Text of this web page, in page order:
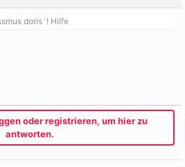
doris`! Hilfe
oder registrieren, um hier zu
antworten.